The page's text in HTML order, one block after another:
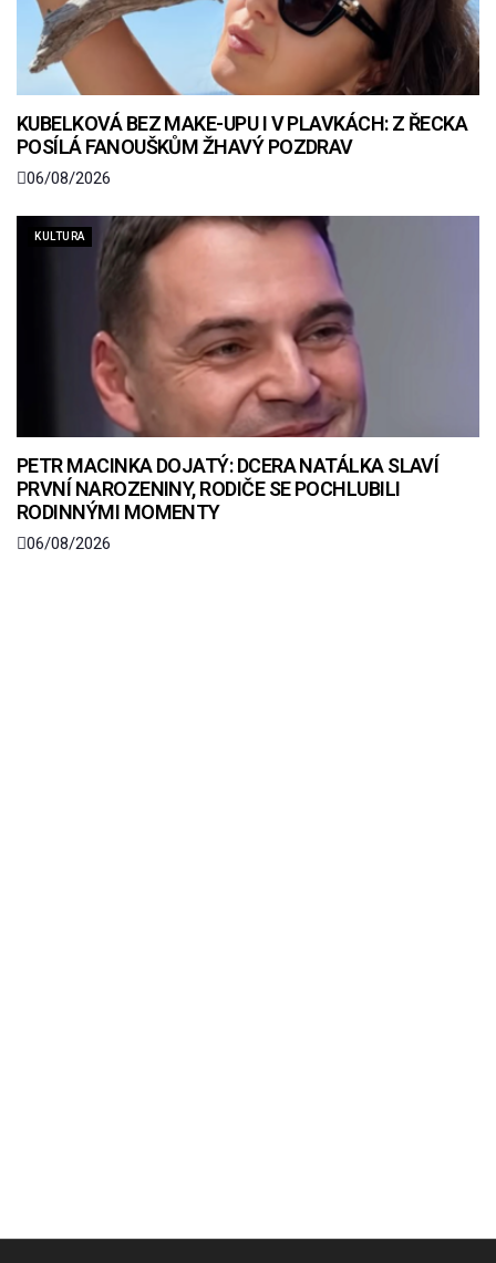
KUBELKOVÁ BEZ MAKE-UPU I V PLAVKÁCH: Z ŘECKA
POSÍLÁ FANOUŠKŮM ŽHAVÝ POZDRAV
06/08/2026
KULTURA
PETR MACINKA DOJATÝ: DCERA NATÁLKA SLAVÍ
PRVNÍ NAROZENINY, RODIČE SE POCHLUBILI
RODINNÝMI MOMENTY
06/08/2026